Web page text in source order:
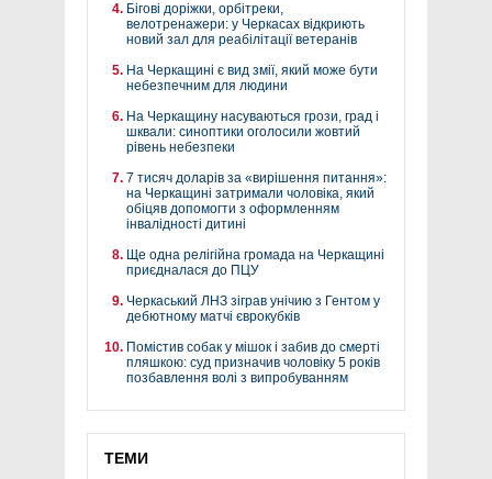
Бігові доріжки, орбітреки,
велотренажери: у Черкасах відкриють
новий зал для реабілітації ветеранів
На Черкащині є вид змії, який може бути
небезпечним для людини
На Черкащину насуваються грози, град і
шквали: синоптики оголосили жовтий
рівень небезпеки
7 тисяч доларів за «вирішення питання»:
на Черкащині затримали чоловіка, який
обіцяв допомогти з оформленням
інвалідності дитині
Ще одна релігійна громада на Черкащині
приєдналася до ПЦУ
Черкаський ЛНЗ зіграв унічию з Гентом у
дебютному матчі єврокубків
Помістив собак у мішок і забив до смерті
пляшкою: суд призначив чоловіку 5 років
позбавлення волі з випробуванням
ТЕМИ